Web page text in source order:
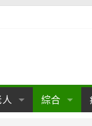
綜合